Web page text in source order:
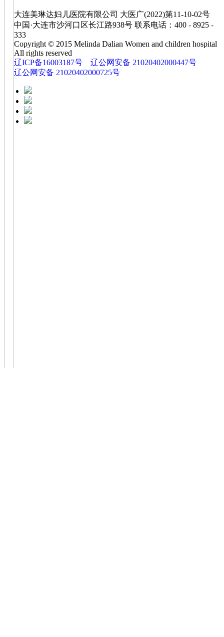
大连美琳达妇儿医院有限公司 大医广(2022)第11-10-02号
中国·大连市沙河口区长江路938号 联系电话：400 - 8925 -
333
Copyright © 2015 Melinda Dalian Women and children hospital
All rights reserved
辽ICP备16003187号
辽公网安备 21020402000447号
辽公网安备 21020402000725号